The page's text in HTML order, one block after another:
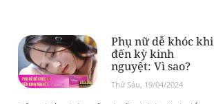
Phụ nữ dễ khóc khi
đến kỳ kinh
nguyệt: Vì sao?
Thứ Sáu, 19/04/2024